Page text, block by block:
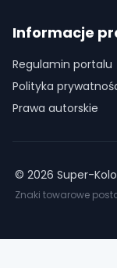
Informacje
Regulamin portalu
Polityka
Prawa autorskie
© 2026 Super-
Znaki towarowe